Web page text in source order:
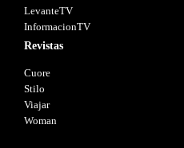
LevanteTV
InformacionTV
Revistas
Cuore
Stilo
Viajar
Woman